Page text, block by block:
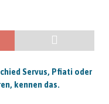
Servus, Pfiati oder
kennen das.